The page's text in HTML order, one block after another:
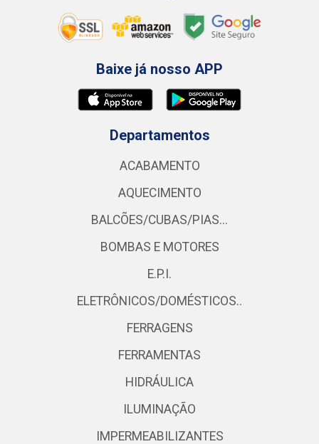
Baixe já nosso APP
Departamentos
ACABAMENTO
AQUECIMENTO
BALCÕES/CUBAS/PIAS...
BOMBAS E MOTORES
E.P.I.
ELETRÔNICOS/DOMÉSTICOS..
FERRAGENS
FERRAMENTAS
HIDRÁULICA
ILUMINAÇÃO
IMPERMEABILIZANTES